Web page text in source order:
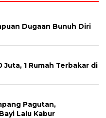
Dugaan Bunuh Diri
1 Rumah Terbakar di
Pagutan,
Lalu Kabur